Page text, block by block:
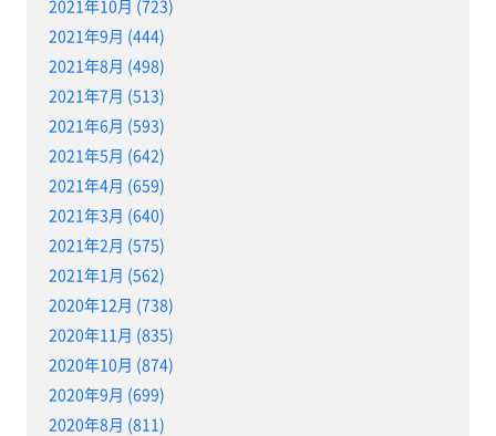
2021年10月 (723)
2021年9月 (444)
2021年8月 (498)
2021年7月 (513)
2021年6月 (593)
2021年5月 (642)
2021年4月 (659)
2021年3月 (640)
2021年2月 (575)
2021年1月 (562)
2020年12月 (738)
2020年11月 (835)
2020年10月 (874)
2020年9月 (699)
2020年8月 (811)